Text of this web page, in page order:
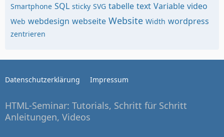
Smartphone SQL sticky SVG tabelle text Variable video
Web webdesign webseite Website Width wordpress
zentrieren
Datenschutzerklärung Impressum
HTML-Seminar: Tutorials, Schritt für Schritt
Anleitungen, Videos